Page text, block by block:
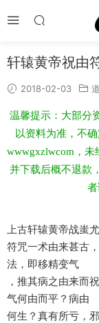
轩辕黄帝祝由
2018-02-03
温馨提示：大部分
以资料为准，不
wwwgxzlwcom，未
并下载后概不退款
上古轩辕黄帝战蚩
符咒一术由来甚古
法，即移精变气
，推其病之由来而
气何由而平？病由
何生？真有所亏，